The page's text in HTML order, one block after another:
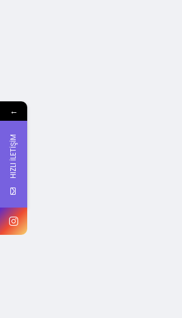
←
HIZLI İLETİŞİM